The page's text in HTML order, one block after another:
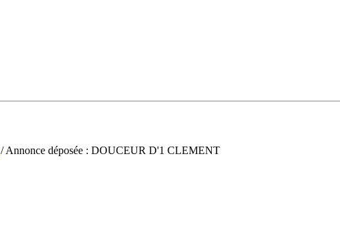
/ Annonce déposée : DOUCEUR D'1 CLEMENT